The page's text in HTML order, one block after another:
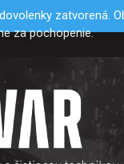
za pochopenie.